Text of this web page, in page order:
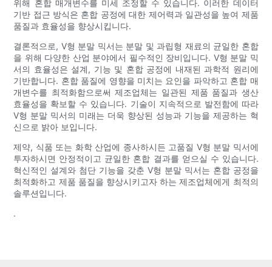
위해 혼합 매개변수를 미세 조정할 수 있습니다. 이러한 데이터
기반 접근 방식은 혼합 공정에 대한 제어력과 일관성을 높여 제품
품질과 효율성을 향상시킵니다.
결론적으로, V형 분말 믹서는 분말 및 과립형 재료의 균일한 혼합
을 위해 다양한 산업 분야에서 필수적인 장비입니다. V형 분말 믹
서의 효율성은 설계, 기능 및 혼합 공정에 내재된 과학적 원리에
기반합니다. 혼합 품질에 영향을 미치는 요인을 파악하고 혼합 매
개변수를 최적화함으로써 제조업체는 일관된 제품 품질과 생산
효율성을 확보할 수 있습니다. 기술이 지속적으로 발전함에 따라
V형 분말 믹서의 미래는 더욱 향상된 성능과 기능을 제공하는 혁
신으로 밝아 보입니다.
제약, 식품 또는 화학 산업에 종사하시든 고품질 V형 분말 믹서에
투자하시면 안정적이고 균일한 혼합 결과를 얻으실 수 있습니다.
혁신적인 설계와 첨단 기능을 갖춘 V형 분말 믹서는 혼합 공정을
최적화하고 제품 품질을 향상시키고자 하는 제조업체에게 최적의
솔루션입니다.
.